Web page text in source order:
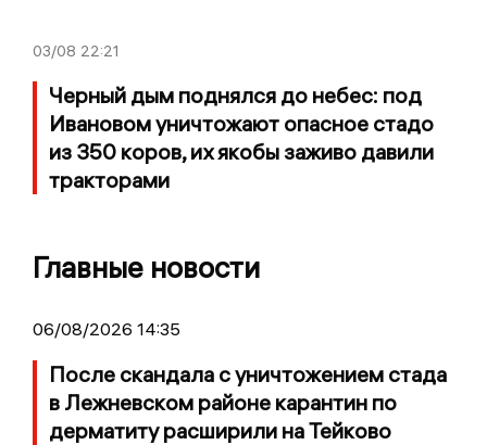
03/08 22:21
Черный дым поднялся до небес: под
Ивановом уничтожают опасное стадо
из 350 коров, их якобы заживо давили
тракторами
Главные новости
06/08/2026 14:35
После скандала с уничтожением стада
в Лежневском районе карантин по
дерматиту расширили на Тейково